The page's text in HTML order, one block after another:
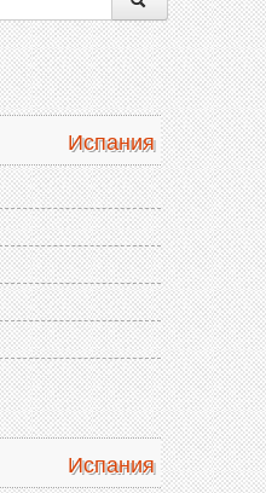
Испания
Испания